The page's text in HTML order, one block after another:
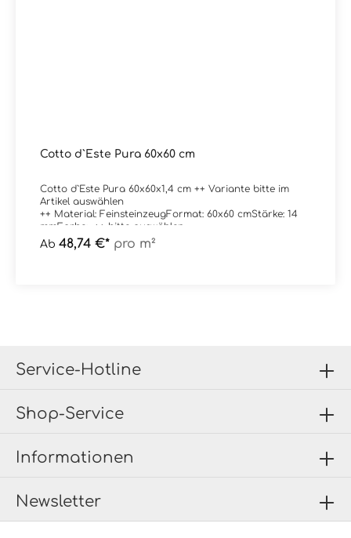
Cotto d`Este Pura 60x60 cm
Cotto d`Este Pura 60x60x1,4 cm ++ Variante bitte im
Artikel auswählen
++ Material: FeinsteinzeugFormat: 60x60 cmStärke: 14
mmFarbe: ++ bitte auswählen
++Kante: rektifiziertOberfläche: ++ bitte auswählen ++
Verpackungsdaten:Paketinhalt: 1,08 m²Paletteninhalt:
Ab 48,74 €* pro m²
Newsletter
Service-Hotline
Shop-Service
Informationen